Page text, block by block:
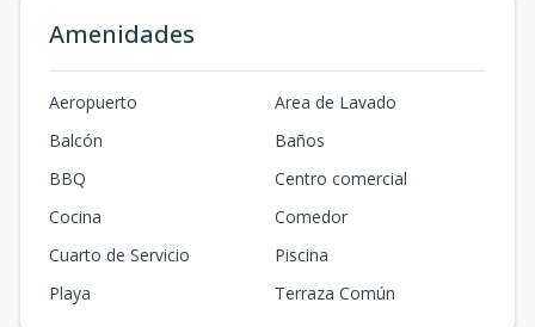
Amenidades
Aeropuerto
Area de Lavado
Balcón
Baños
BBQ
Centro comercial
Cocina
Comedor
Cuarto de Servicio
Piscina
Playa
Terraza Común